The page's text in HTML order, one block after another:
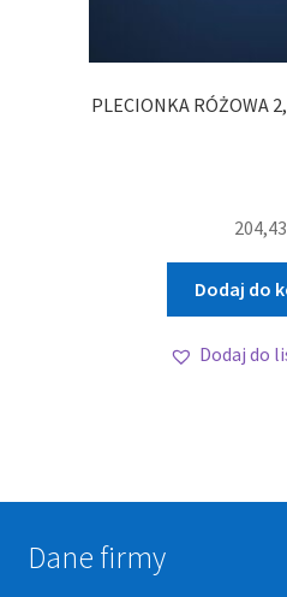
PLECIONKA RÓŻOWA
204,43
Dodaj do
Dodaj do
Dane firmy